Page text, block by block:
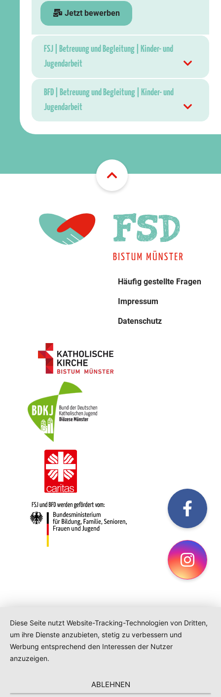
Jetzt bewerben
FSJ | Betreuung und Begleitung | Kinder- und
Jugendarbeit
BFD | Betreuung und Begleitung | Kinder- und
Jugendarbeit
Häufig gestellte Fragen
Impressum
Datenschutz
Diese Seite nutzt Website-Tracking-Technologien von Dritten,
um ihre Dienste anzubieten, stetig zu verbessern und
Werbung entsprechend den Interessen der Nutzer
anzuzeigen.
ABLEHNEN